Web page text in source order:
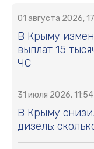
01 августа 2026,
В Крыму
выплат 15
ЧС
31 июля 2026, 11:54
В Крыму
дизель: